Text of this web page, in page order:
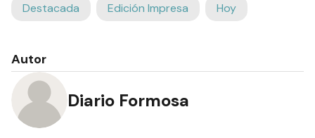
Destacada Edición Impresa Hoy
Autor
Diario Formosa